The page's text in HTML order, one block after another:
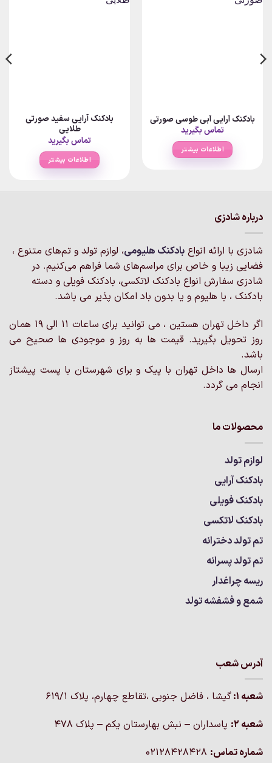
بادکنک آرایی آبی طوسی صورتی
تماس بگیرید
اطلاعات بیشتر
بادکنک آرایی سفید صورتی
طلایی
تماس بگیرید
اطلاعات بیشتر
درباره شادزی
شادزی با ارائه انواع بادکنک‌ هلیومی، لوازم تولد و تم‌های متنوع ،
فضایی زیبا و خاص برای مراسم‌های شما فراهم می‌کنیم. در
شادزی سفارش انواع بادکنک لاتکسی، بادکنک فویلی و دسته
بادکنک ، با هلیوم و یا بدون باد امکان پذیر می باشد.
اگر داخل تهران هستین ، می توانید برای ساعات 11 الی 19 همان
روز تحویل بگیرید. قیمت ها به روز و موجودی ها صحیح می
باشد.
ارسال ها داخل تهران با پیک و برای شهرستان با پست پیشتاز
انجام می گردد.
محصولات ما
لوازم تولد
بادکنک آرایی
بادکنک فویلی
بادکنک لاتکسی
تم تولد دخترانه
تم تولد پسرانه
ریسه چراغدار
شمع و فشفشه تولد
آدرس شعب
شعبه 1:
گيشا ، فاضل جنوبی ،تقاطع چهارم، پلاک 619/1
شعبه 2:
پاسداران – نبش بهارستان یکم – پلاک ۴۷۸
شماره تماس: